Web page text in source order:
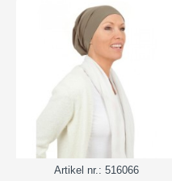
Artikel nr.: 516066